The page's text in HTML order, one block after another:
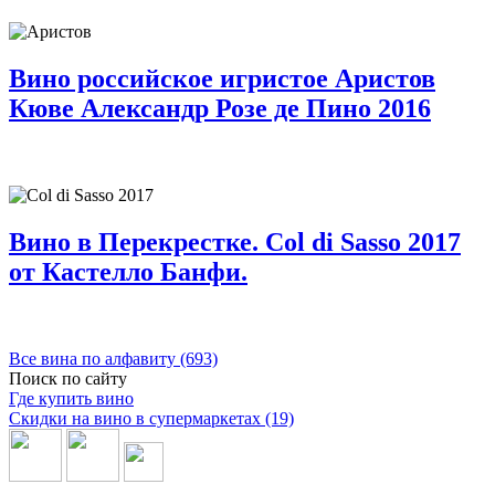
Вино российское игристое Аристов
Кюве Александр Розе де Пино 2016
Вино в Перекрестке. Col di Sasso 2017
от Кастелло Банфи.
Все вина по алфавиту (693)
Поиск по сайту
Где купить вино
Скидки на вино в супермаркетах (19)